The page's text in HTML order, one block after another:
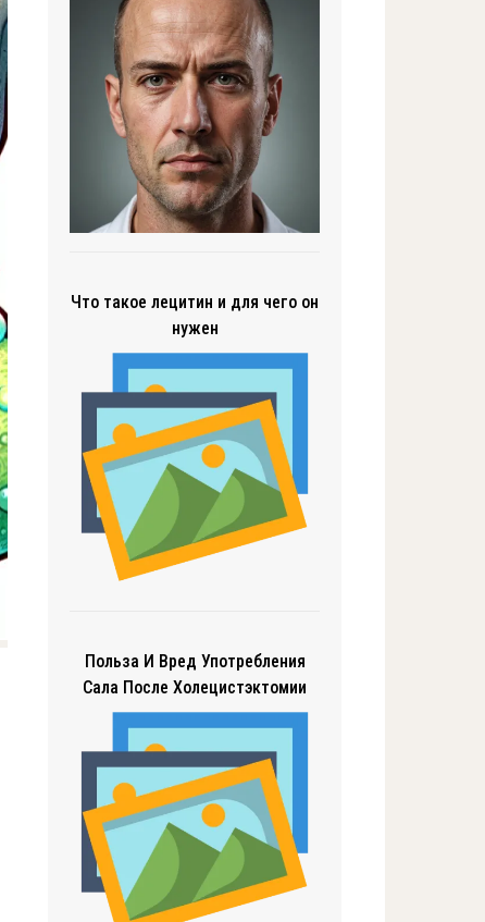
Что такое лецитин и для чего он
нужен
Польза И Вред Употребления
Сала После Холецистэктомии